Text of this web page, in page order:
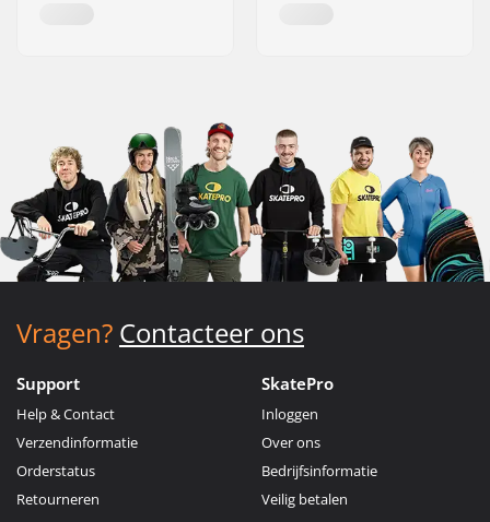
Vragen? Contacteer ons
Support
Help & Contact
Verzendinformatie
Orderstatus
Retourneren
SkatePro
Inloggen
Over ons
Bedrijfsinformatie
Veilig betalen